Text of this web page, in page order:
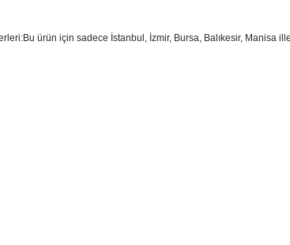
ürün için sadece İstanbul, İzmir, Bursa, Balıkesir, Manisa